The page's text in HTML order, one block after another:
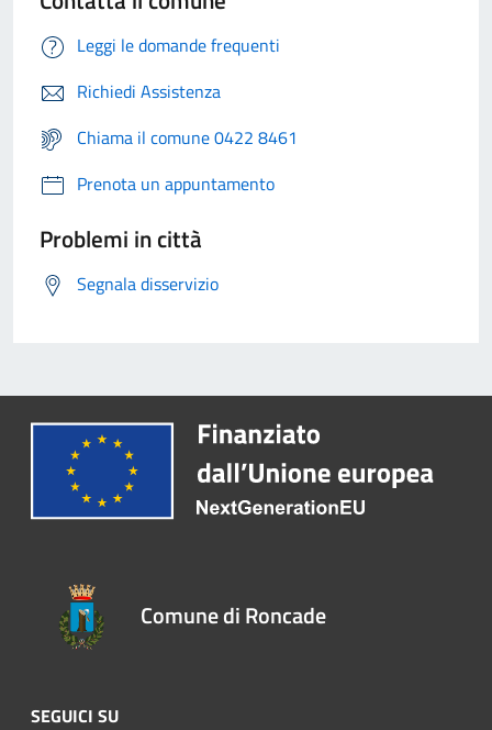
Leggi le domande frequenti
Richiedi Assistenza
Chiama il comune 0422 8461
Prenota un appuntamento
Problemi in città
Segnala disservizio
Comune di Roncade
SEGUICI SU